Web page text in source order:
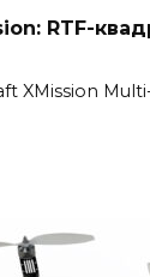
RTF-
XMission